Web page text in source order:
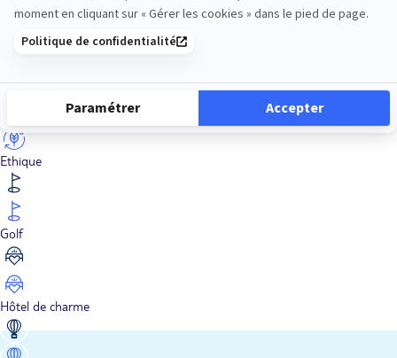
En train
Entre amis
Ethique
Golf
Hôtel de charme